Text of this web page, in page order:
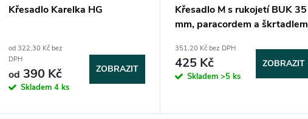
Křesadlo Karelka HG
od 322,30 Kč bez
DPH
od 390 Kč
Skladem 4 ks
ZOBRAZIT
Křesadlo M s rukojetí BUK 35
mm, paracordem a škrtadlem
351,20 Kč bez DPH
425 Kč
Skladem >5 ks
ZOBRAZIT